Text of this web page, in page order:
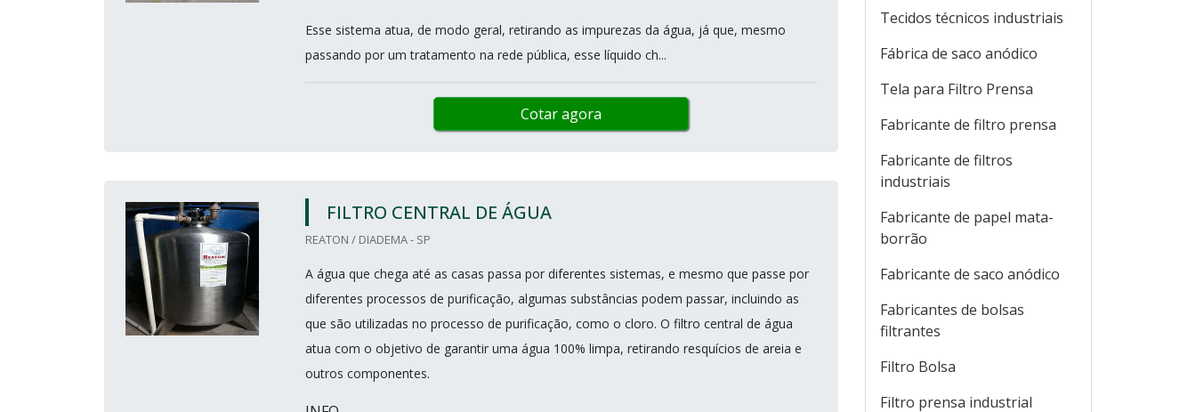
Esse sistema atua, de modo geral, retirando as impurezas da água, já que, mesmo
passando por um tratamento na rede pública, esse líquido ch...
Cotar agora
FILTRO CENTRAL DE ÁGUA
REATON / DIADEMA - SP
A água que chega até as casas passa por diferentes sistemas, e mesmo que passe por
diferentes processos de purificação, algumas substâncias podem passar, incluindo as
que são utilizadas no processo de purificação, como o cloro. O filtro central de água
atua com o objetivo de garantir uma água 100% limpa, retirando resquícios de areia e
outros componentes.
Tecidos técnicos industriais
Fábrica de saco anódico
Tela para Filtro Prensa
Fabricante de filtro prensa
Fabricante de filtros
industriais
Fabricante de papel mata-
borrão
Fabricante de saco anódico
Fabricantes de bolsas
filtrantes
Filtro Bolsa
Filtro prensa industrial